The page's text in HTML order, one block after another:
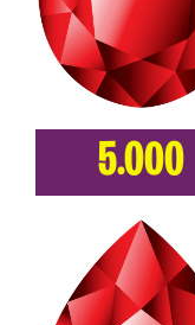
5.000